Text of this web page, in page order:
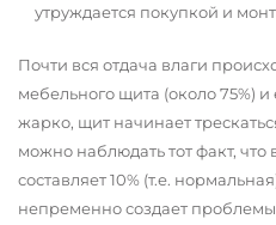
утруждается покупкой и
Почти вся отдача влаги
мебельного щита (около 75%)
жарко, щит начинает
можно наблюдать тот факт,
составляет 10% (т.е.
непременно создает